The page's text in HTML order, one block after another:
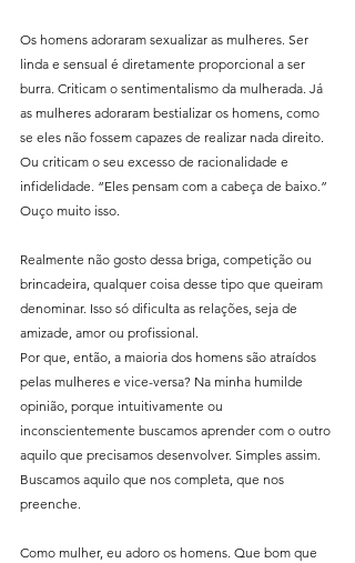
Os homens adoraram sexualizar as mulheres. Ser
linda e sensual é diretamente proporcional a ser
burra. Criticam o sentimentalismo da mulherada. Já
as mulheres adoraram bestializar os homens, como
se eles não fossem capazes de realizar nada direito.
Ou criticam o seu excesso de racionalidade e
infidelidade. “Eles pensam com a cabeça de baixo.”
Ouço muito isso.
Realmente não gosto dessa briga, competição ou
brincadeira, qualquer coisa desse tipo que queiram
denominar. Isso só dificulta as relações, seja de
amizade, amor ou profissional.
Por que, então, a maioria dos homens são atraídos
pelas mulheres e vice-versa? Na minha humilde
opinião, porque intuitivamente ou
inconscientemente buscamos aprender com o outro
aquilo que precisamos desenvolver. Simples assim.
Buscamos aquilo que nos completa, que nos
preenche.
Como mulher, eu adoro os homens. Que bom que